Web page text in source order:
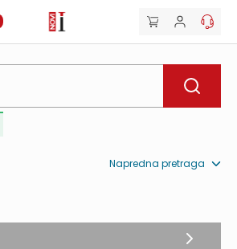
Napredna pretraga